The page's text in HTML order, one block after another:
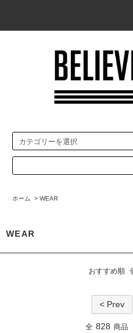
ホーム > WEAR
WEAR
おすすめ順
< Prev
全 828 商品